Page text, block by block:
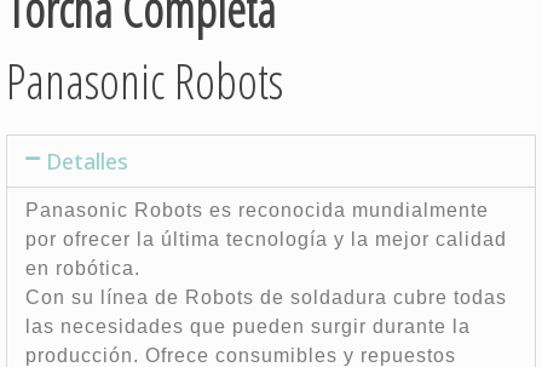
Panasonic Robots
Detalles
Panasonic Robots es reconocida mundialmente
por ofrecer la última tecnología y la mejor calidad
en robótica.
Con su línea de Robots de soldadura cubre todas
las necesidades que pueden surgir durante la
producción. Ofrece consumibles y repuestos